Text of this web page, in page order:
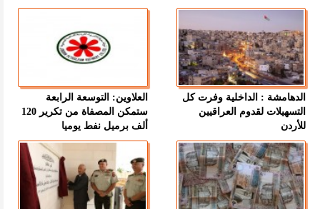
الدهامشة : الداخلية وفرت كل
التسهيلات لقدوم العراقيين
للأردن
العلاوين: التوسعة الرابعة
ستمكن المصفاة من تكرير 120
ألف برميل نفط يوميا